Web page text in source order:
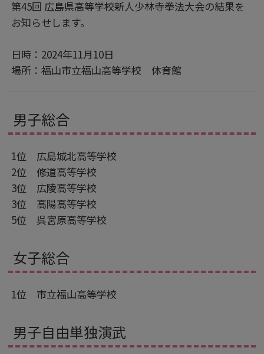
第45回 広島県高等学校新人少林寺拳法大会の結果を
お知らせします。
日時：2024年11月10日
場所：福山市立福山高等学校 体育館
男子総合
1位 広島城北高等学校
2位 修道高等学校
3位 広陵高等学校
3位 高陽高等学校
5位 呉宮原高等学校
女子総合
1位 市立福山高等学校
男子自由単独演武